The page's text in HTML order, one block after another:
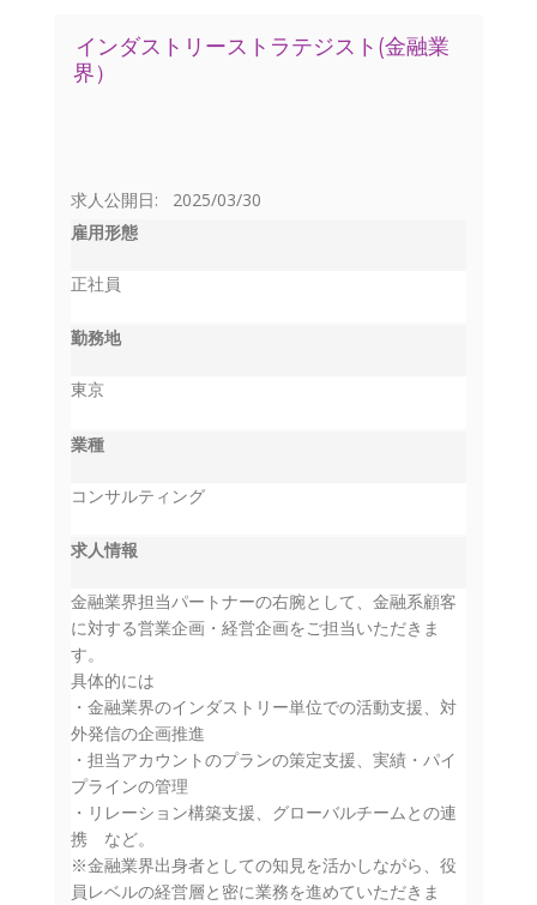
インダストリーストラテジスト(金融業
界）
求人公開日: 2025/03/30
雇用形態
正社員
勤務地
東京
業種
コンサルティング
求人情報
金融業界担当パートナーの右腕として、金融系顧客
に対する営業企画・経営企画をご担当いただきま
す。
具体的には
・金融業界のインダストリー単位での活動支援、対
外発信の企画推進
・担当アカウントのプランの策定支援、実績・パイ
プラインの管理
・リレーション構築支援、グローバルチームとの連
携 など。
※金融業界出身者としての知見を活かしながら、役
員レベルの経営層と密に業務を進めていただきま